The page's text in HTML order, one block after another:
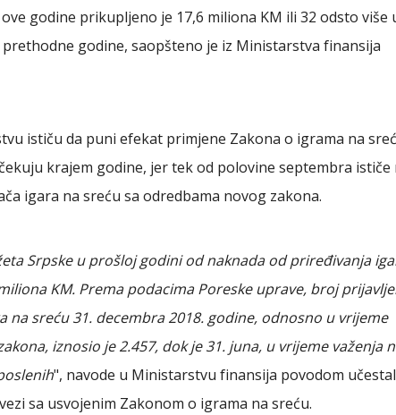
godine prikupljeno je 17,6 miliona KM ili 32 odsto više
godine, saopšteno je iz Ministarstva finansija
ističu da puni efekat primjene Zakona o igrama na
krajem godine, jer tek od polovine septembra ističe
igara na sreću sa odredbama novog zakona.
Srpske u prošloj godini od naknada od priređivanja
KM. Prema podacima Poreske uprave, broj
na sreću 31. decembra 2018. godine, odnosno u vrijeme
iznosio je 2.457, dok je 31. juna, u vrijeme važenja
", navode u Ministarstvu finansija povodom
sa usvojenim Zakonom o igrama na sreću.